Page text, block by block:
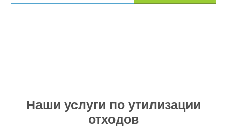
Наши услуги по утилизации
отходов